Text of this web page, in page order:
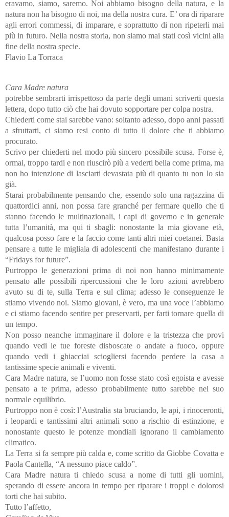
eravamo, siamo, saremo. Noi abbiamo bisogno della natura, e la
natura non ha bisogno di noi, ma della nostra cura. E’ ora di riparare
agli errori commessi, di imparare, e soprattutto di non ripeterli mai
più in futuro. Nella nostra storia, non siamo mai stati così vicini alla
fine della nostra specie.
Flavio La Torraca
Cara Madre natura
potrebbe sembrarti irrispettoso da parte degli umani scriverti questa
lettera, dopo tutto ciò che hai dovuto sopportare per colpa nostra.
Chiederti come stai sarebbe vano: soltanto adesso, dopo anni passati
a sfruttarti, ci siamo resi conto di tutto il dolore che ti abbiamo
procurato.
Scrivo per chiederti nel modo più sincero possibile scusa. Forse è,
ormai, troppo tardi e non riuscirò più a vederti bella come prima, ma
non ho intenzione di lasciarti devastata più di quanto tu non lo sia
già.
Starai probabilmente pensando che, essendo solo una ragazzina di
quattordici anni, non possa fare granché per fermare quello che ti
stanno facendo le multinazionali, i capi di governo e in generale
tutta l’umanità, ma qui ti sbagli: nonostante la mia giovane età,
qualcosa posso fare e la faccio come tanti altri miei coetanei. Basta
pensare a tutte le migliaia di adolescenti che manifestano durante i
“Fridays for future”.
Purtroppo le generazioni prima di noi non hanno minimamente
pensato alle possibili ripercussioni che le loro azioni avrebbero
avuto su di te, sulla Terra e sul clima; adesso le conseguenze le
stiamo vivendo noi. Siamo giovani, è vero, ma una voce l’abbiamo
e ci stiamo facendo sentire per preservarti, per farti tornare quella di
un tempo.
Non posso neanche immaginare il dolore e la tristezza che provi
quando vedi le tue foreste disboscate o andate a fuoco, oppure
quando vedi i ghiacciai sciogliersi facendo perdere la casa a
tantissime specie animali e viventi.
Cara Madre natura, se l’uomo non fosse stato così egoista e avesse
pensato a te prima, adesso probabilmente tutto sarebbe nel suo
normale equilibrio.
Purtroppo non è così: l’Australia sta bruciando, le api, i rinoceronti,
i leopardi e tantissimi altri animali sono a rischio di estinzione, e
nonostante questo le potenze mondiali ignorano il cambiamento
climatico.
La Terra si fa sempre più calda e, come scritto da Giobbe Covatta e
Paola Cantella, “A nessuno piace caldo”.
Cara Madre natura ti chiedo scusa a nome di tutti gli uomini,
sperando di essere ancora in tempo per riparare i troppi e dolorosi
torti che hai subito.
Tutto l’affetto,